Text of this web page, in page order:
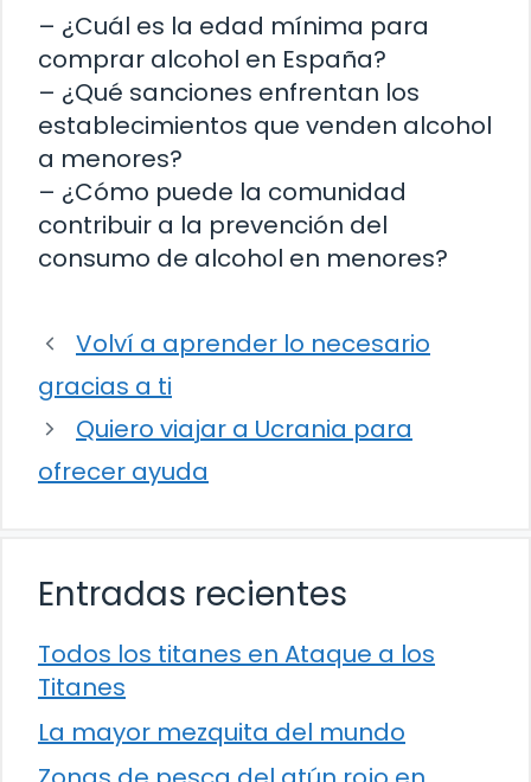
– ¿Cuál es la edad mínima para
comprar alcohol en España?
– ¿Qué sanciones enfrentan los
establecimientos que venden alcohol
a menores?
– ¿Cómo puede la comunidad
contribuir a la prevención del
consumo de alcohol en menores?
Volví a aprender lo necesario
gracias a ti
Quiero viajar a Ucrania para
ofrecer ayuda
Entradas recientes
Todos los titanes en Ataque a los
Titanes
La mayor mezquita del mundo